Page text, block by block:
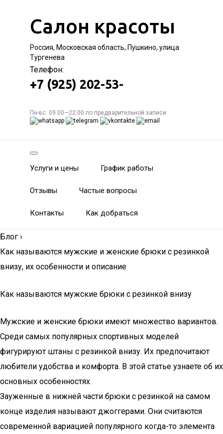
Салон красоты
Россия, Московская область, Пушкино, улица
Тургенева
Телефон:
+7 (925) 202-53-
Пн-вс: 09:00—22:00 по предварительной записи
Услуги и цены График работы
Отзывы Частые вопросы
Контакты Как добраться
Блог ›
Как называются мужские и женские брюки с резинкой
внизу, их особенности и описание
Как называются мужские брюки с резинкой внизу
Мужские и женские брюки имеют множество вариантов.
Среди самых популярных спортивных моделей
фигурируют штаны с резинкой внизу. Их предпочитают
любители удобства и комфорта. В этой статье узнаете об их
основных особенностях.
Зауженные в нижней части брюки с резинкой на самом
конце изделия называют джоггерами. Они считаются
современной вариацией популярного когда-то элемента